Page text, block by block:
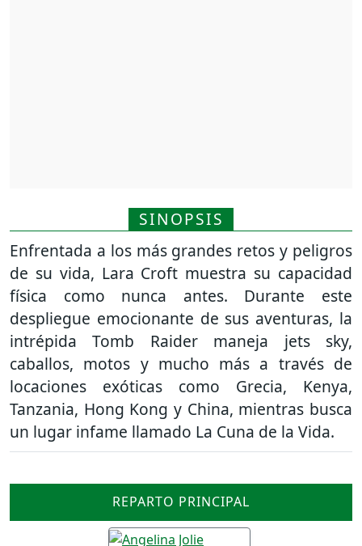
SINOPSIS
Enfrentada a los más grandes retos y peligros
de su vida, Lara Croft muestra su capacidad
física como nunca antes. Durante este
despliegue emocionante de sus aventuras, la
intrépida Tomb Raider maneja jets sky,
caballos, motos y mucho más a través de
locaciones exóticas como Grecia, Kenya,
Tanzania, Hong Kong y China, mientras busca
un lugar infame llamado La Cuna de la Vida.
REPARTO PRINCIPAL